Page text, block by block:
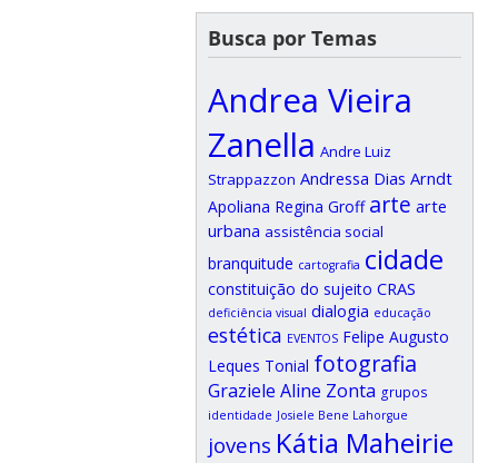
Busca por Temas
Andrea Vieira
Zanella Andre Luiz
Strappazzon Andressa Dias Arndt
Apoliana Regina Groff arte arte
urbana assistência social
branquitude cartografia cidade
constituição do sujeito CRAS
deficiência visual dialogia educação
estética EVENTOS Felipe Augusto
Leques Tonial fotografia
Graziele Aline Zonta grupos
identidade Josiele Bene Lahorgue
jovens Kátia Maheirie